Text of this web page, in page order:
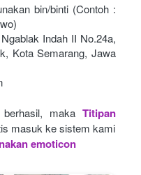
bin/binti (Contoh :
Indah II No.24a,
Kota Semarang, Jawa
maka Titipan
masuk ke sistem kami
emoticon